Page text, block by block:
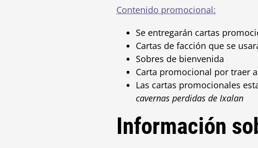
Contenido promocional:
Se entregarán cartas
Cartas de facción que se
Sobres de bienvenida
Carta promocional por traer
Las cartas promocionales
cavernas perdidas de Ixalan
Información